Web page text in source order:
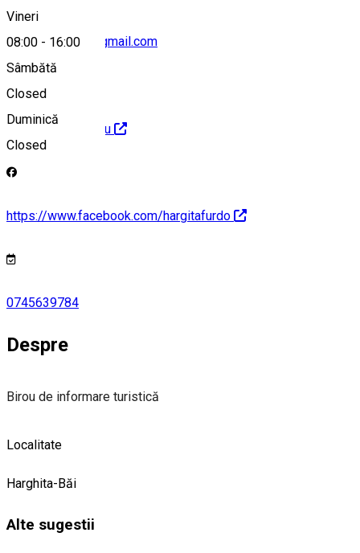
Vineri
08:00 - 16:00
Sâmbătă
Closed
Duminică
Closed
hargitafurdoert@gmail.com
http://hargitabai.eu
https://www.facebook.com/hargitafurdo
0745639784
Despre
Birou de informare turistică
Localitate
Harghita-Băi
Alte sugestii